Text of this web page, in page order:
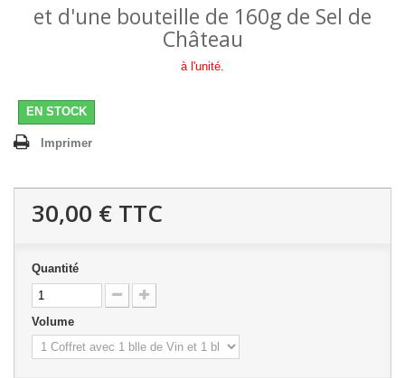
et d'une bouteille de 160g de Sel de
Château
à l'unité.
EN STOCK
Imprimer
30,00 € TTC
Quantité
Volume